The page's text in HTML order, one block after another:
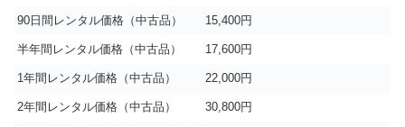
90日間レンタル価格（中古品） 15,400円
半年間レンタル価格（中古品） 17,600円
1年間レンタル価格（中古品） 22,000円
2年間レンタル価格（中古品） 30,800円